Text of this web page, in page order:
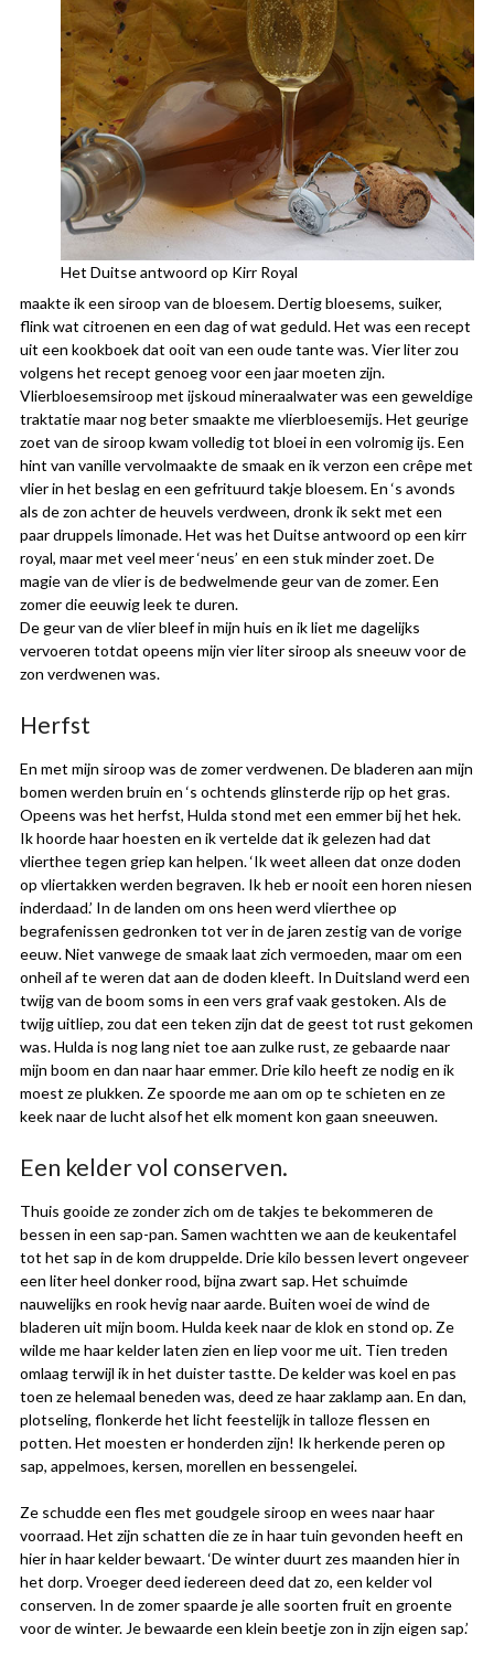
Het Duitse antwoord op Kirr Royal
maakte ik een siroop van de bloesem. Dertig bloesems, suiker,
flink wat citroenen en een dag of wat geduld. Het was een recept
uit een kookboek dat ooit van een oude tante was. Vier liter zou
volgens het recept genoeg voor een jaar moeten zijn.
Vlierbloesemsiroop met ijskoud mineraalwater was een geweldige
traktatie maar nog beter smaakte me vlierbloesemijs. Het geurige
zoet van de siroop kwam volledig tot bloei in een volromig ijs. Een
hint van vanille vervolmaakte de smaak en ik verzon een crêpe met
vlier in het beslag en een gefrituurd takje bloesem. En ‘s avonds
als de zon achter de heuvels verdween, dronk ik sekt met een
paar druppels limonade. Het was het Duitse antwoord op een kirr
royal, maar met veel meer ‘neus’ en een stuk minder zoet. De
magie van de vlier is de bedwelmende geur van de zomer. Een
zomer die eeuwig leek te duren.
De geur van de vlier bleef in mijn huis en ik liet me dagelijks
vervoeren totdat opeens mijn vier liter siroop als sneeuw voor de
zon verdwenen was.
Herfst
En met mijn siroop was de zomer verdwenen. De bladeren aan mijn
bomen werden bruin en ‘s ochtends glinsterde rijp op het gras.
Opeens was het herfst, Hulda stond met een emmer bij het hek.
Ik hoorde haar hoesten en ik vertelde dat ik gelezen had dat
vlierthee tegen griep kan helpen. ‘Ik weet alleen dat onze doden
op vliertakken werden begraven. Ik heb er nooit een horen niesen
inderdaad.’ In de landen om ons heen werd vlierthee op
begrafenissen gedronken tot ver in de jaren zestig van de vorige
eeuw. Niet vanwege de smaak laat zich vermoeden, maar om een
onheil af te weren dat aan de doden kleeft. In Duitsland werd een
twijg van de boom soms in een vers graf vaak gestoken. Als de
twijg uitliep, zou dat een teken zijn dat de geest tot rust gekomen
was. Hulda is nog lang niet toe aan zulke rust, ze gebaarde naar
mijn boom en dan naar haar emmer. Drie kilo heeft ze nodig en ik
moest ze plukken. Ze spoorde me aan om op te schieten en ze
keek naar de lucht alsof het elk moment kon gaan sneeuwen.
Een kelder vol conserven.
Thuis gooide ze zonder zich om de takjes te bekommeren de
bessen in een sap-pan. Samen wachtten we aan de keukentafel
tot het sap in de kom druppelde. Drie kilo bessen levert ongeveer
een liter heel donker rood, bijna zwart sap. Het schuimde
nauwelijks en rook hevig naar aarde. Buiten woei de wind de
bladeren uit mijn boom. Hulda keek naar de klok en stond op. Ze
wilde me haar kelder laten zien en liep voor me uit. Tien treden
omlaag terwijl ik in het duister tastte. De kelder was koel en pas
toen ze helemaal beneden was, deed ze haar zaklamp aan. En dan,
plotseling, flonkerde het licht feestelijk in talloze flessen en
potten. Het moesten er honderden zijn! Ik herkende peren op
sap, appelmoes, kersen, morellen en bessengelei.
Ze schudde een fles met goudgele siroop en wees naar haar
voorraad. Het zijn schatten die ze in haar tuin gevonden heeft en
hier in haar kelder bewaart. ‘De winter duurt zes maanden hier in
het dorp. Vroeger deed iedereen deed dat zo, een kelder vol
conserven. In de zomer spaarde je alle soorten fruit en groente
voor de winter. Je bewaarde een klein beetje zon in zijn eigen sap.’